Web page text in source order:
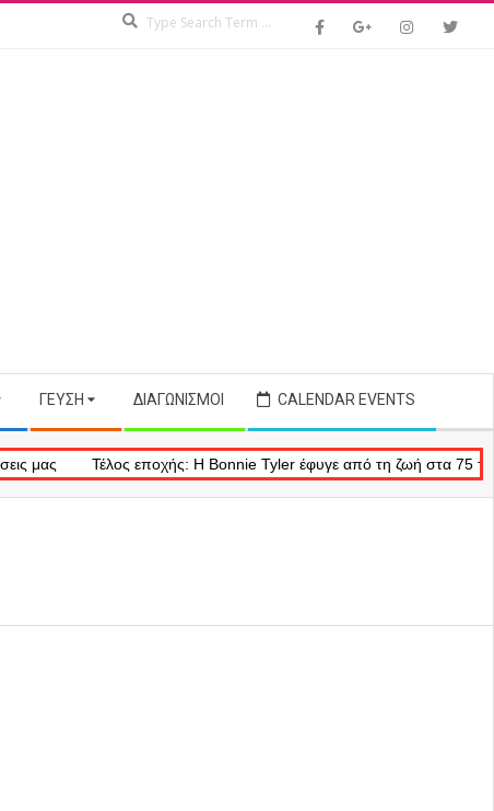
ΓΕΎΣΗ ΔΙΑΓΩΝΙΣΜΟΊ CALENDAR EVENTS
Τέλος εποχής: Η Bonnie Tyler έφυγε από τη ζωή στα 75 της